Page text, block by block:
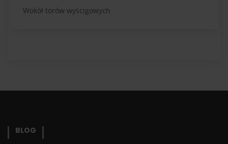
Wokół torów wyścigowych
BLOG